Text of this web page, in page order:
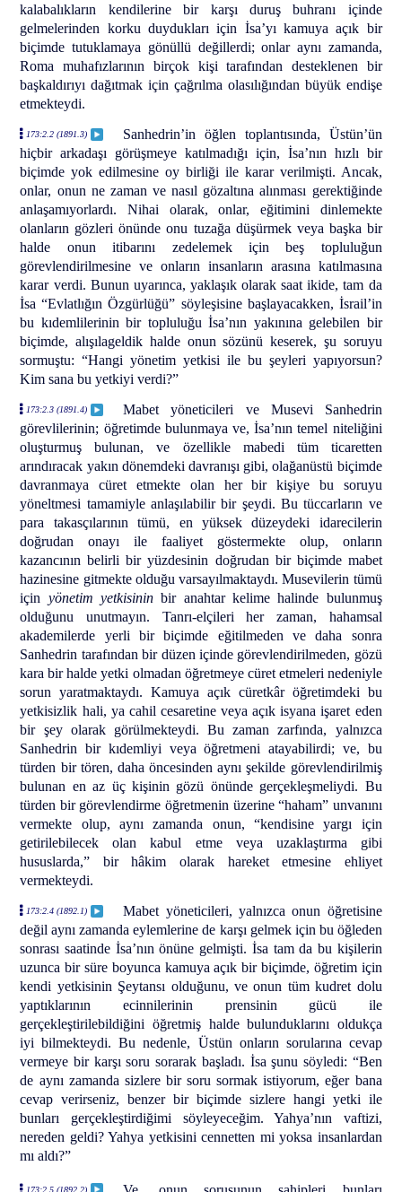
kalabalıkların kendilerine bir karşı duruş buhranı içinde
gelmelerinden korku duydukları için İsa’yı kamuya açık bir
biçimde tutuklamaya gönüllü değillerdi; onlar aynı zamanda,
Roma muhafızlarının birçok kişi tarafından desteklenen bir
başkaldırıyı dağıtmak için çağrılma olasılığından büyük endişe
etmekteydi.
173:2.2 (1891.3)
Sanhedrin’in öğlen toplantısında, Üstün’ün
hiçbir arkadaşı görüşmeye katılmadığı için, İsa’nın hızlı bir
biçimde yok edilmesine oy birliği ile karar verilmişti. Ancak,
onlar, onun ne zaman ve nasıl gözaltına alınması gerektiğinde
anlaşamıyorlardı. Nihai olarak, onlar, eğitimini dinlemekte
olanların gözleri önünde onu tuzağa düşürmek veya başka bir
halde onun itibarını zedelemek için beş topluluğun
görevlendirilmesine ve onların insanların arasına katılmasına
karar verdi. Bunun uyarınca, yaklaşık olarak saat ikide, tam da
İsa “Evlatlığın Özgürlüğü” söyleşisine başlayacakken, İsrail’in
bu kıdemlilerinin bir topluluğu İsa’nın yakınına gelebilen bir
biçimde, alışılageldik halde onun sözünü keserek, şu soruyu
sormuştu: “Hangi yönetim yetkisi ile bu şeyleri yapıyorsun?
Kim sana bu yetkiyi verdi?”
173:2.3 (1891.4)
Mabet yöneticileri ve Musevi Sanhedrin
görevlilerinin; öğretimde bulunmaya ve, İsa’nın temel niteliğini
oluşturmuş bulunan, ve özellikle mabedi tüm ticaretten
arındıracak yakın dönemdeki davranışı gibi, olağanüstü biçimde
davranmaya cüret etmekte olan her bir kişiye bu soruyu
yöneltmesi tamamiyle anlaşılabilir bir şeydi. Bu tüccarların ve
para takasçılarının tümü, en yüksek düzeydeki idarecilerin
doğrudan onayı ile faaliyet göstermekte olup, onların
kazancının belirli bir yüzdesinin doğrudan bir biçimde mabet
hazinesine gitmekte olduğu varsayılmaktaydı. Musevilerin tümü
için yönetim yetkisinin bir anahtar kelime halinde bulunmuş
olduğunu unutmayın. Tanrı-elçileri her zaman, hahamsal
akademilerde yerli bir biçimde eğitilmeden ve daha sonra
Sanhedrin tarafından bir düzen içinde görevlendirilmeden, gözü
kara bir halde yetki olmadan öğretmeye cüret etmeleri nedeniyle
sorun yaratmaktaydı. Kamuya açık cüretkâr öğretimdeki bu
yetkisizlik hali, ya cahil cesaretine veya açık isyana işaret eden
bir şey olarak görülmekteydi. Bu zaman zarfında, yalnızca
Sanhedrin bir kıdemliyi veya öğretmeni atayabilirdi; ve, bu
türden bir tören, daha öncesinden aynı şekilde görevlendirilmiş
bulunan en az üç kişinin gözü önünde gerçekleşmeliydi. Bu
türden bir görevlendirme öğretmenin üzerine “haham” unvanını
vermekte olup, aynı zamanda onun, “kendisine yargı için
getirilebilecek olan kabul etme veya uzaklaştırma gibi
hususlarda,” bir hâkim olarak hareket etmesine ehliyet
vermekteydi.
173:2.4 (1892.1)
Mabet yöneticileri, yalnızca onun öğretisine
değil aynı zamanda eylemlerine de karşı gelmek için bu öğleden
sonrası saatinde İsa’nın önüne gelmişti. İsa tam da bu kişilerin
uzunca bir süre boyunca kamuya açık bir biçimde, öğretim için
kendi yetkisinin Şeytansı olduğunu, ve onun tüm kudret dolu
yaptıklarının ecinnilerinin prensinin gücü ile
gerçekleştirilebildiğini öğretmiş halde bulunduklarını oldukça
iyi bilmekteydi. Bu nedenle, Üstün onların sorularına cevap
vermeye bir karşı soru sorarak başladı. İsa şunu söyledi: “Ben
de aynı zamanda sizlere bir soru sormak istiyorum, eğer bana
cevap verirseniz, benzer bir biçimde sizlere hangi yetki ile
bunları gerçekleştirdiğimi söyleyeceğim. Yahya’nın vaftizi,
nereden geldi? Yahya yetkisini cennetten mi yoksa insanlardan
mı aldı?”
173:2.5 (1892.2)